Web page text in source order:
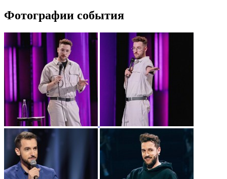
Фотографии события